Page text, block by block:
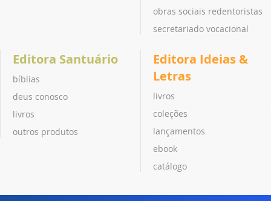
obras sociais redentoristas
secretariado vocacional
Editora Santuário
bíblias
deus conosco
livros
outros produtos
Editora Ideias &
Letras
livros
coleções
lançamentos
ebook
catálogo